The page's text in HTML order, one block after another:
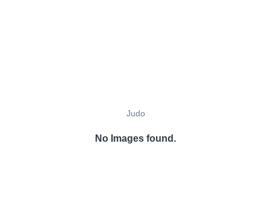
Judo
No Images found.